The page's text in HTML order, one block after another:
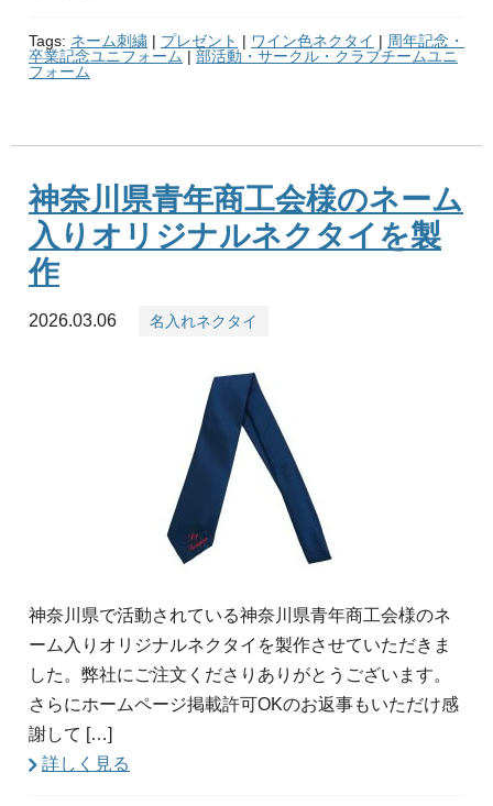
Tags: ネーム刺繍 | プレゼント | ワイン色ネクタイ | 周年記念・
卒業記念ユニフォーム | 部活動・サークル・クラブチームユニ
フォーム
神奈川県青年商工会様のネーム
入りオリジナルネクタイを製
作
2026.03.06 名入れネクタイ
神奈川県で活動されている神奈川県青年商工会様のネ
ーム入りオリジナルネクタイを製作させていただきま
した。弊社にご注文くださりありがとうございます。
さらにホームページ掲載許可OKのお返事もいただけ感
謝して […]
詳しく見る